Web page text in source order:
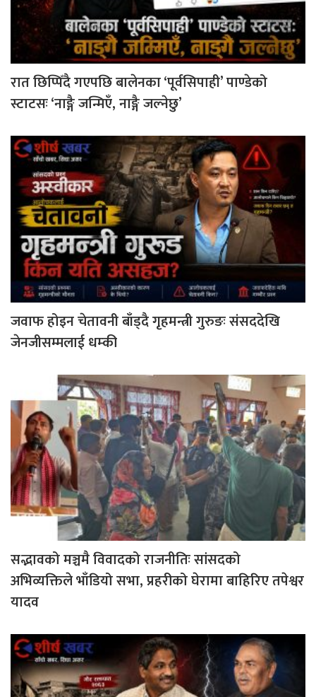
रात छिप्पिँदै गएपछि बालेनका ‘पूर्वसिपाही’ पाण्डेको
स्टाटसः ‘नाङ्गै जन्मिएँ, नाङ्गै जल्नेछु’
जवाफ होइन चेतावनी बाँड्दै गृहमन्त्री गुरुङः संसददेखि
जेनजीसम्मलाई धम्की
सद्भावको मञ्चमै विवादको राजनीतिः सांसदको
अभिव्यक्तिले भाँडियो सभा, प्रहरीको घेरामा बाहिरिए तपेश्वर
यादव